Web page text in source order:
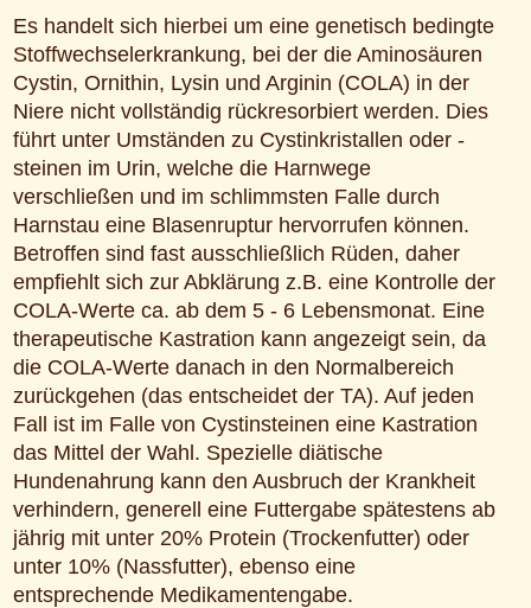
Es handelt sich hierbei um eine genetisch bedingte
Stoffwechselerkrankung, bei der die Aminosäuren
Cystin, Ornithin, Lysin und Arginin (COLA) in der
Niere nicht vollständig rückresorbiert werden. Dies
führt unter Umständen zu Cystinkristallen oder -
steinen im Urin, welche die Harnwege
verschließen und im schlimmsten Falle durch
Harnstau eine Blasenruptur hervorrufen können.
Betroffen sind fast ausschließlich Rüden, daher
empfiehlt sich zur Abklärung z.B. eine Kontrolle der
COLA-Werte ca. ab dem 5 - 6 Lebensmonat. Eine
therapeutische Kastration kann angezeigt sein, da
die COLA-Werte danach in den Normalbereich
zurückgehen (das entscheidet der TA). Auf jeden
Fall ist im Falle von Cystinsteinen eine Kastration
das Mittel der Wahl. Spezielle diätische
Hundenahrung kann den Ausbruch der Krankheit
verhindern, generell eine Futtergabe spätestens ab
jährig mit unter 20% Protein (Trockenfutter) oder
unter 10% (Nassfutter), ebenso eine
entsprechende Medikamentengabe.